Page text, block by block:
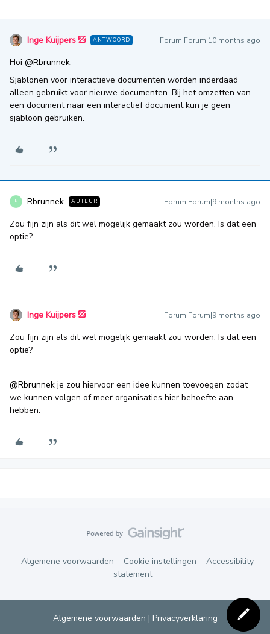
Inge Kuijpers ANTWOORD Forum|Forum|10 months ago
Hoi ​ @Rbrunnek,
Sjablonen voor interactieve documenten worden inderdaad
alleen gebruikt voor nieuwe documenten. Bij het omzetten van
een document naar een interactief document kun je geen
sjabloon gebruiken.
R Rbrunnek AUTEUR Forum|Forum|9 months ago
Zou fijn zijn als dit wel mogelijk gemaakt zou worden. Is dat een
optie?
Inge Kuijpers Forum|Forum|9 months ago
Zou fijn zijn als dit wel mogelijk gemaakt zou worden. Is dat een
optie?
@Rbrunnek je zou hiervoor een idee kunnen toevoegen zodat
we kunnen volgen of meer organisaties hier behoefte aan
hebben.
Algemene voorwaarden Cookie instellingen
Accessibility
statement
Algemene voorwaarden | Privacyverklaring